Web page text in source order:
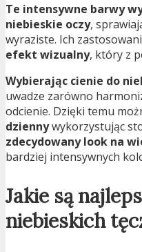
Te intensywne barwy
niebieskie oczy,
wyraziste. Ich
efekt wizualny, który z
Wybierając cienie do
uwadze zarówno
odcienie. Dzięki temu
dziennywykorzystując
zdecydowany look na
bardziej intensywnych
Jakie są
niebieskich